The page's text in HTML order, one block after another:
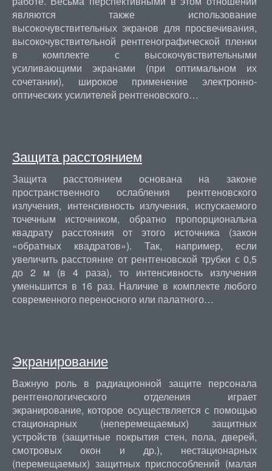
являются также использование
высокочувствительных экранов для просвечивания,
высокочувствительной рентгенографической пленки
в комплекте с высокочувствительными
усиливающими экранами (при оптимальном их
сочетании), широкое применение электронно-
оптических усилителей рентгеновского…
Защита расстоянием
Защита расстоянием основана на законе
пространственного ослабления рентгеновского
излучения, интенсивность излучения, испускаемого
точечным источником, обратно пропорциональна
квадрату расстояния от этого источника (закон
«обратных квадратов»). Так, например, если
увеличить расстояние от рентгеновской трубки с 0,5
до 2 м (в 4 раза), то интенсивность излучения
уменьшится в 16 раз. Наличие в комплекте любого
современного переносного или палатного…
Экранирование
Важную роль в радиационной защите персонала
рентгенологического отделения играет
экранирование, которое осуществляется с помощью
стационарных (неперемещаемых) защитных
устройств (защитные покрытия стен, пола, дверей,
смотровых окон и др.), нестационарных
(перемещаемых) защитных приспособлений (малая